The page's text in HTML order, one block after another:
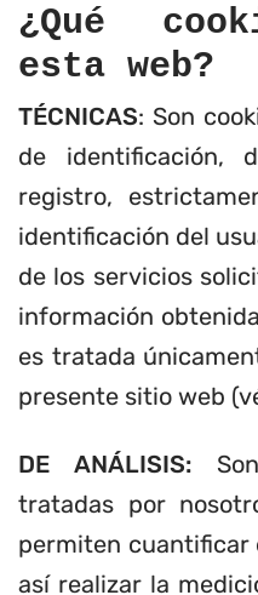
¿Qué
esta web?
TÉCNICAS: Son
de identificación,
registro,
identificación del
de los servicios
información
es tratada
presente sitio web
DE ANÁLISIS:Son
tratadas por
permiten cuantificar
así realizar la